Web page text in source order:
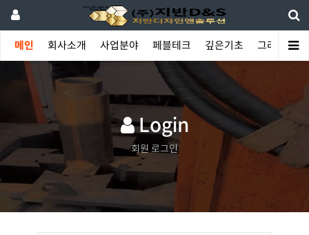
메인 회사소개 사업분야 페블테크 깊은기초 그라우팅
Login
회원 로그인